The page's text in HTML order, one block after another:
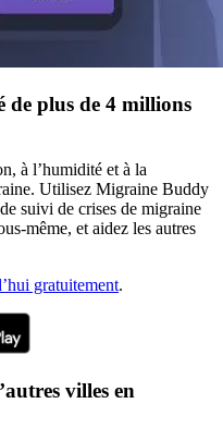
de plus de 4 millions
à l’humidité et à la
Utilisez Migraine Buddy
suivi de crises de migraine
même, et aidez les autres
gratuitement.
villes en